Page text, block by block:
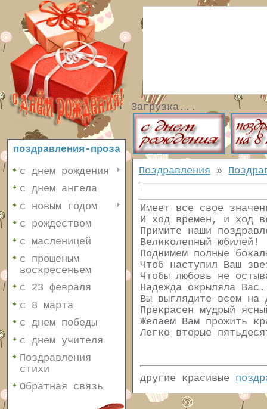
поздравления-проза
с днем рождения
с днем ангела
с новым годом
с рождеством
с масленицей
с прощеным
воскресеньем
с 23 февраля
с 8 марта
с днем победы
с днем учителя
Поздравления
стихи
Обратная связь
Загрузка...
Поздравления »
Имеет все свое
И ход времен, и ход
Примите наши
Великолепный юбилей!
Поднимем полные
Чтоб наступил Ваш
Чтобы любовь не
Надежда окрыляла Вас.
Вы выглядите всем на
Прекрасен мудрый
Желаем Вам прожить
Легко вторые
другие красивые